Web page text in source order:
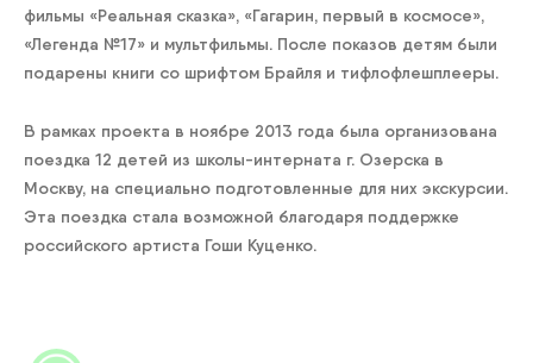
фильмы «Реальная сказка», «Гагарин, первый в космосе»,
«Легенда №17» и мультфильмы. После показов детям были
подарены книги со шрифтом Брайля и тифлофлешплееры.
В рамках проекта в ноябре 2013 года была организована
поездка 12 детей из школы-интерната г. Озерска в
Москву, на специально подготовленные для них экскурсии.
Эта поездка стала возможной благодаря поддержке
российского артиста Гоши Куценко.